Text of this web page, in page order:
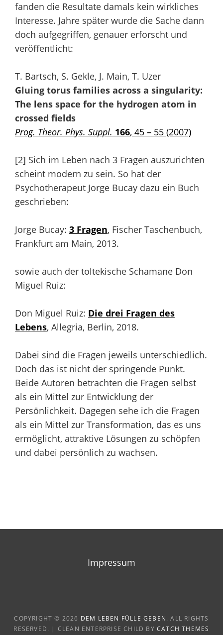
fanden die Resultate damals kein wirkliches
Interesse. Jahre später wurde die Sache dann
doch aufgegriffen, genauer erforscht und
veröffentlicht:
T. Bartsch, S. Gekle, J. Main, T. Uzer
Gluing torus families across a singularity:
The lens space for the hydrogen atom in
crossed fields
Prog. Theor. Phys. Suppl. 166, 45 – 55 (2007)
[2] Sich im Leben nach 3 Fragen auszurichten
scheint modern zu sein. So hat der
Psychotherapeut Jorge Bucay dazu ein Buch
geschrieben:
Jorge Bucay: 3 Fragen, Fischer Taschenbuch,
Frankfurt am Main, 2013.
sowie auch der toltekische Schamane Don
Miguel Ruiz:
Don Miguel Ruiz: Die drei Fragen des
Lebens, Allegria, Berlin, 2018.
Dabei sind die Fragen jeweils unterschiedlich.
Doch das ist nicht der springende Punkt.
Beide Autoren betrachten die Fragen selbst
als ein Mittel zur Entwicklung der
Persönlichkeit. Dagegen sehe ich die Fragen
als ein Mittel zur Transformation, das es uns
ermöglicht, attraktive Lösungen zu schöpfen
und dabei persönlich zu wachsen.
Impressum
COPYRIGHT © 2026 DEM LEBEN FÜLLE GEBEN. ALL RIGHTS
RESERVED. | CLEAN ENTERPRISE CHILD BYCATCH THEMES